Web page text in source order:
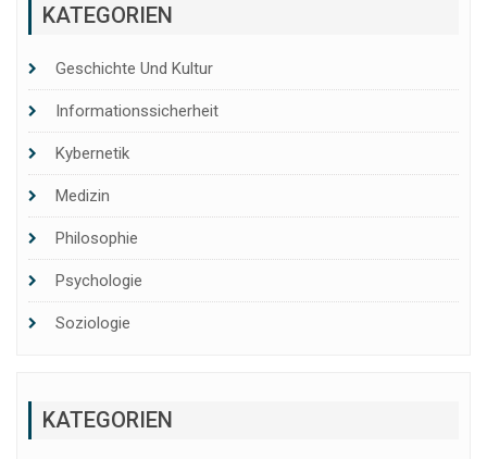
KATEGORIEN
Geschichte Und Kultur
Informationssicherheit
Kybernetik
Medizin
Philosophie
Psychologie
Soziologie
KATEGORIEN